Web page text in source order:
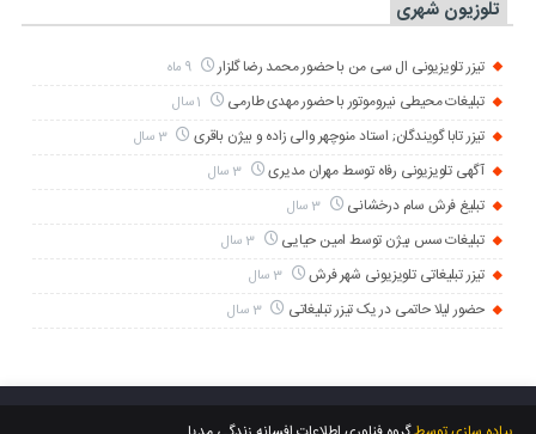
تلوزیون شهری
تیزر تلویزیونی ال سی من با حضور محمد رضا گلزار 9 ماه
تبلیغات محیطی نیروموتور با حضور مهدی طارمی
تیزر تابا گویندگان; استاد منوچهر والی زاده و بیژن باقری 3 سال
آگهی تلویزیونی رفاه توسط مهران مدیری 3 سال
تبلیغ فرش سام درخشانی 3 سال
تبلیغات سس بیژن توسط امین حیایی 3 سال
تیزر تبلیغاتی تلویزیونی شهر فرش 3 سال
حضور لیلا حاتمی در یک تیزر تبلیغاتی 3 سال